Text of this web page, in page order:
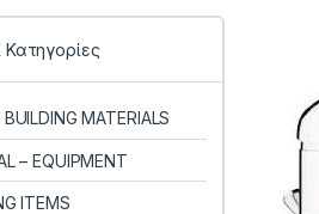
MATERIALS
– EQUIPMENT
ITEMS